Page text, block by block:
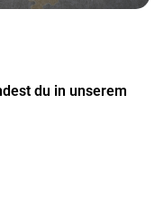
du in unserem